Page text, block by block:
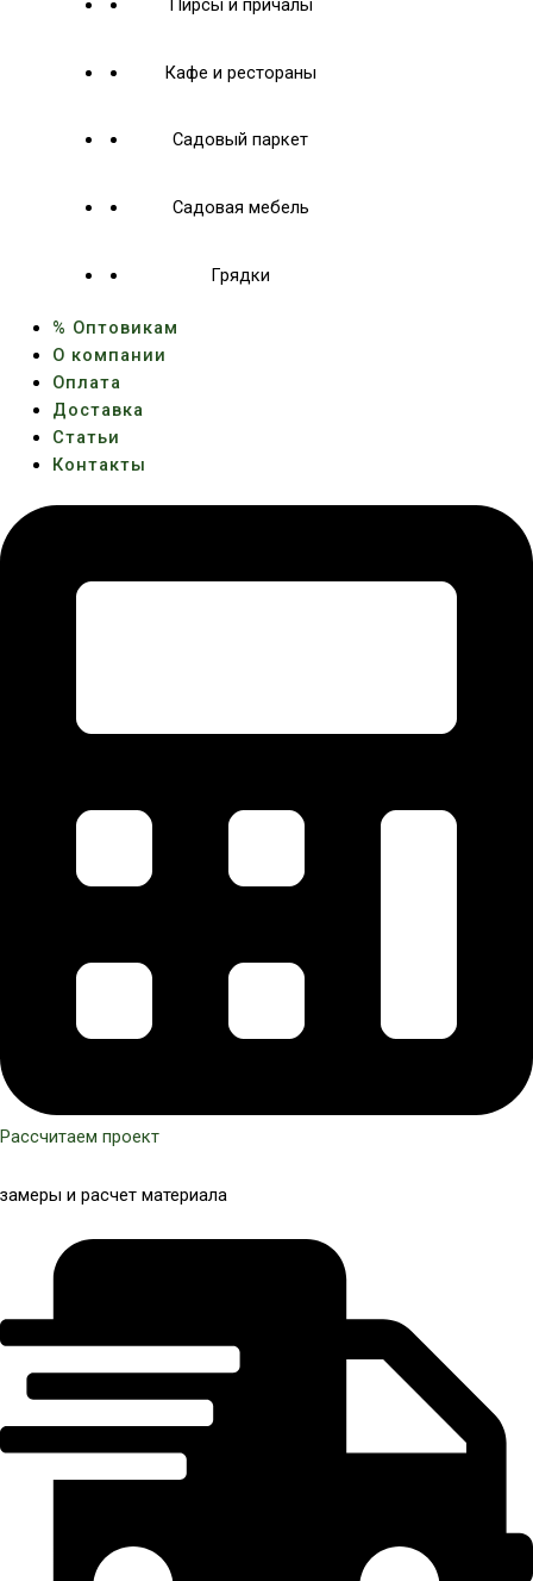
Пирсы и причалы
Кафе и рестораны
Садовый паркет
Садовая мебель
Грядки
% Оптовикам
О компании
Оплата
Доставка
Статьи
Контакты
Рассчитаем проект
замеры и расчет материала